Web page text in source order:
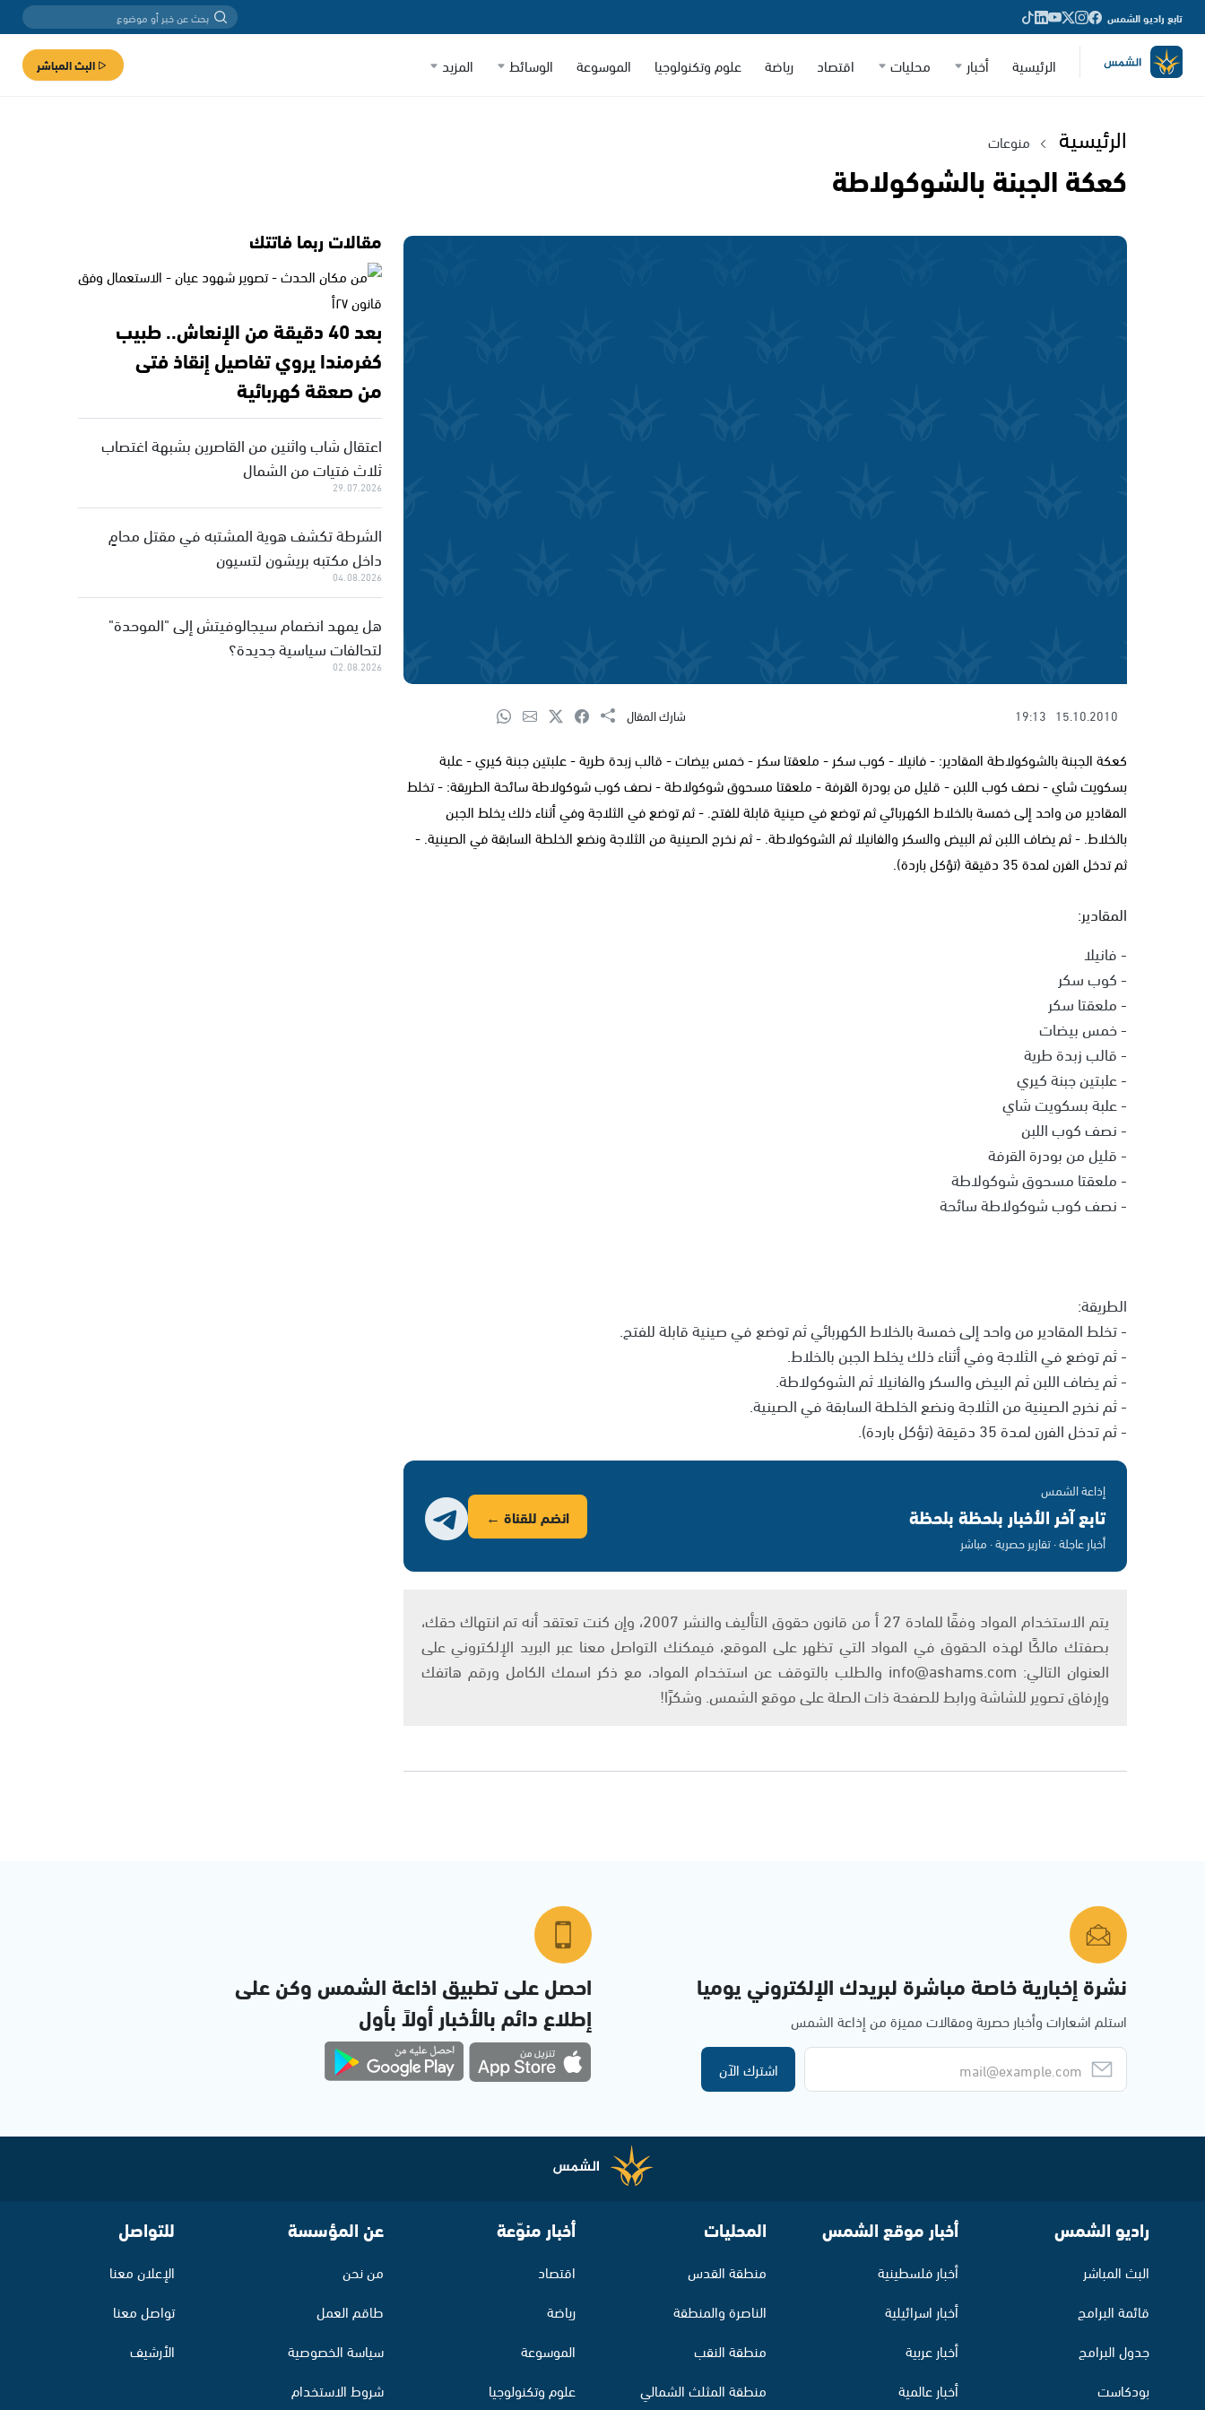
تابع راديو الشمس
الرئيسية أخبار محليات اقتصاد رياضة علوم وتكنولوجيا الموسوعة الوسائط المزيد البث المباشر
الرئيسية منوعات
كعكة الجبنة بالشوكولاطة
15.10.2010
19:13 شارك المقال
كعكة الجبنة بالشوكولاطة المقادير: - فانيلا - كوب سكر - ملعقتا سكر - خمس بيضات - قالب زبدة طرية - علبتين جبنة كيري - علبة
بسكويت شاي - نصف كوب اللبن - قليل من بودرة القرفة - ملعقتا مسحوق شوكولاطة - نصف كوب شوكولاطة سائحة الطريقة: - تخلط
المقادير من واحد إلى خمسة بالخلاط الكهربائي ثم توضع في صينية قابلة للفتح. - ثم توضع في الثلاجة وفي أثناء ذلك يخلط الجبن
بالخلاط. - ثم يضاف اللبن ثم البيض والسكر والفانيلا ثم الشوكولاطة. - ثم نخرج الصينية من الثلاجة ونضع الخلطة السابقة في الصينية. -
ثم تدخل الفرن لمدة 35 دقيقة (تؤكل باردة).
المقادير:
- فانيلا
- كوب سكر
- ملعقتا سكر
- خمس بيضات
- قالب زبدة طرية
- علبتين جبنة كيري
- علبة بسكويت شاي
- نصف كوب اللبن
- قليل من بودرة القرفة
- ملعقتا مسحوق شوكولاطة
- نصف كوب شوكولاطة سائحة
الطريقة:
- تخلط المقادير من واحد إلى خمسة بالخلاط الكهربائي ثم توضع في صينية قابلة للفتح.
- ثم توضع في الثلاجة وفي أثناء ذلك يخلط الجبن بالخلاط.
- ثم يضاف اللبن ثم البيض والسكر والفانيلا ثم الشوكولاطة.
- ثم نخرج الصينية من الثلاجة ونضع الخلطة السابقة في الصينية.
- ثم تدخل الفرن لمدة 35 دقيقة (تؤكل باردة).
إذاعة الشمس
تابع آخر الأخبار بلحظة بلحظة
أخبار عاجلة · تقارير حصرية · مباشر
انضم للقناة ←
يتم الاستخدام المواد وفقًا للمادة 27 أ من قانون حقوق التأليف والنشر 2007، وإن كنت تعتقد أنه تم انتهاك حقك،
بصفتك مالكًا لهذه الحقوق في المواد التي تظهر على الموقع، فيمكنك التواصل معنا عبر البريد الإلكتروني على
العنوان التالي: info@ashams.com والطلب بالتوقف عن استخدام المواد، مع ذكر اسمك الكامل ورقم هاتفك
وإرفاق تصوير للشاشة ورابط للصفحة ذات الصلة على موقع الشمس. وشكرًا!
مقالات ربما فاتتك
بعد 40 دقيقة من الإنعاش.. طبيب
كفرمندا يروي تفاصيل إنقاذ فتى
من صعقة كهربائية
اعتقال شاب واثنين من القاصرين بشبهة اغتصاب
ثلاث فتيات من الشمال
29.07.2026
الشرطة تكشف هوية المشتبه في مقتل محامٍ
داخل مكتبه بريشون لتسيون
04.08.2026
هل يمهد انضمام سيجالوفيتش إلى "الموحدة"
لتحالفات سياسية جديدة؟
02.08.2026
نشرة إخبارية خاصة مباشرة لبريدك الإلكتروني يوميا
استلم اشعارات وأخبار حصرية ومقالات مميزة من إذاعة الشمس
اشترك الآن
احصل على تطبيق اذاعة الشمس وكن على
إطلاع دائم بالأخبار أولاً بأول
راديو الشمس
البث المباشر
قائمة البرامج
جدول البرامج
بودكاست
أخبار موقع الشمس
أخبار فلسطينية
أخبار اسرائيلية
أخبار عربية
أخبار عالمية
المحليات
منطقة القدس
الناصرة والمنطقة
منطقة النقب
منطقة المثلث الشمالي
أخبار منوّعة
اقتصاد
رياضة
الموسوعة
علوم وتكنولوجيا
عن المؤسسة
من نحن
طاقم العمل
سياسة الخصوصية
شروط الاستخدام
للتواصل
الإعلان معنا
تواصل معنا
الأرشيف